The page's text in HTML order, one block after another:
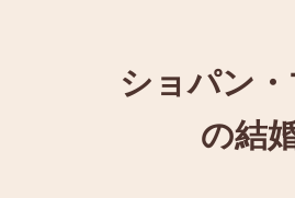
ショパン
の結